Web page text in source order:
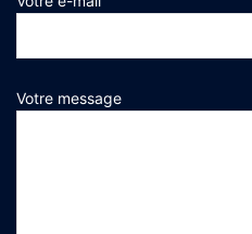
Votre message